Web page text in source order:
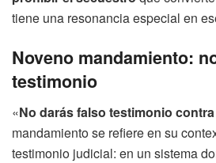
tiene una resonancia especial en
Noveno mandamiento:
testimonio
«No darás falso testimonio
mandamiento se refiere en su
testimonio judicial: en un sistema